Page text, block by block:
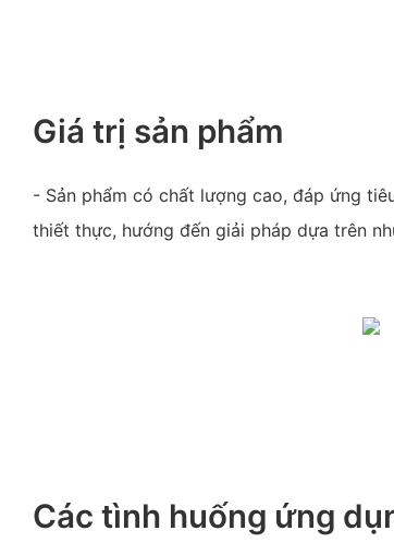
Giá trị sản phẩm
- Sản phẩm có chất lượng cao, đáp ứng
thiết thực, hướng đến giải pháp dựa trên
Các tình huống ứng